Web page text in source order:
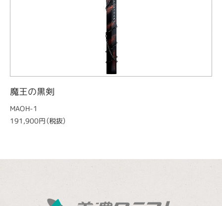
魔王の黒剣
MAOH-1
191,900円（税抜）